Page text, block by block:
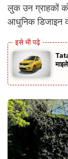
लुक उन ग्राहकों
आधुनिक डिजाइन